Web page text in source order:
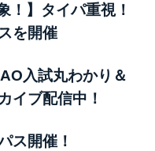
！】タイパ重視！
を開催
入試丸わかり＆
イブ配信中！
ス開催！